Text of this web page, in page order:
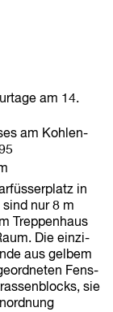
am 14.
am Koh­len­
in
nur 8 m
Trep­pen­haus
Die ein­zi­
aus gelbem
Fens­
sie